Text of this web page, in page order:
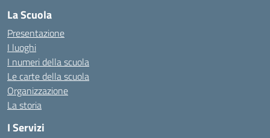
La Scuola
Presentazione
I luoghi
I numeri della scuola
Le carte della scuola
Organizzazione
La storia
I Servizi